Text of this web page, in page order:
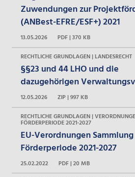
Zuwendungen zur
(ANBest-EFRE/ESF+) 2021
13.05.2026
PDF | 370 KB
RECHTLICHE GRUNDLAGEN | LANDESRECHT
§§23 und 44 LHO und die
dazugehörigen
12.05.2026
ZIP | 997 KB
RECHTLICHE GRUNDLAGEN |
FÖRDERPERIODE 2021-2027
EU-Verordnungen Sammlung
Förderperiode 2021-2027
25.02.2022
PDF | 20 MB